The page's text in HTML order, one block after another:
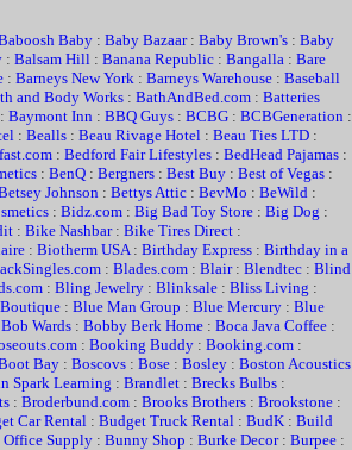
Baby : Baby Bazaar: Baby Brown's : Baby
: Balsam Hill : Banana Republic : Bangalla : Bare
: Barneys New York : Barneys Warehouse : Baseball
and Body Works : BathAndBed.com : Batteries
: Baymont Inn : BBQ Guys : BCBG : BCBGeneration :
: Bealls : Beau Rivage Hotel : Beau Ties LTD :
: Bedford Fair Lifestyles : BedHead Pajamas :
: BenQ : Bergners : Best Buy : Best of Vegas :
Johnson : Bettys Attic : BevMo : BeWild :
: Bidz.com : Big Bad Toy Store : Big Dog :
: Bike Nashbar: Bike Tires Direct :
: Biotherm USA: Birthday Express : Birthday in a
: Blades.com : Blair: Blendtec : Blind
: Bling Jewelry : Blinksale : Bliss Living :
: Blue Man Group : Blue Mercury : Blue
Bob Wards : Bobby Berk Home : Boca Java Coffee :
: Booking Buddy : Booking.com :
Bay : Boscovs : Bose : Bosley : Boston Acoustics
Spark Learning : Brandlet : Brecks Bulbs :
: Broderbund.com : Brooks Brothers : Brookstone :
Car Rental : Budget Truck Rental : BudK : Build
Supply : Bunny Shop : Burke Decor: Burpee :